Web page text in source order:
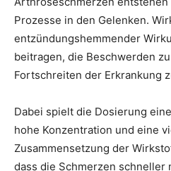
Prozesse in den Gelenken.
entzündungshemmender
beitragen, die Beschwerden
Fortschreiten der Erkrankung
Dabei spielt die Dosierung
hohe Konzentration und eine
Zusammensetzung der
dass die Schmerzen schneller